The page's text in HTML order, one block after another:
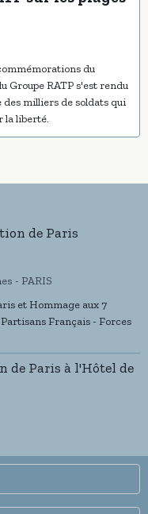
du
Groupe RATP s'est rendu
milliers de soldats qui
la liberté.
de Paris
- PARIS
et Hommage aux 7
Français - Forces
de Paris à l'Hôtel de